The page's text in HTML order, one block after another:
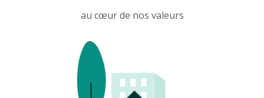
au cœur de nos valeurs